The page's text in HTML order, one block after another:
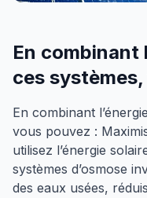
En combinant
ces
En combinant
vous pouvez :
utilisez l’énergie
systèmes d’osmose
des eaux usées,